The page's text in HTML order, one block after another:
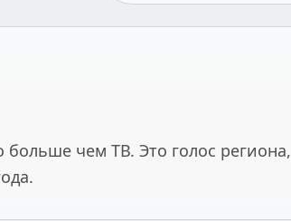
чем ТВ. Это голос региона,